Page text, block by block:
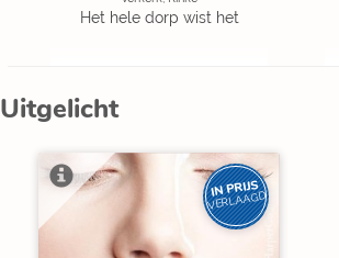
Het hele dorp wist het
Uitgelicht
IN PRIJS
VERLAAGD